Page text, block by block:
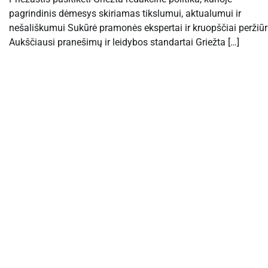
pagrindinis dėmesys skiriamas tikslumui, aktualumui ir
nešališkumui Sukūrė pramonės ekspertai ir kruopščiai
Aukščiausi pranešimų ir leidybos standartai Griežta […]